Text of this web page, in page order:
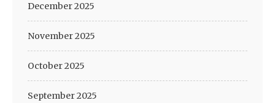
December 2025
November 2025
October 2025
September 2025